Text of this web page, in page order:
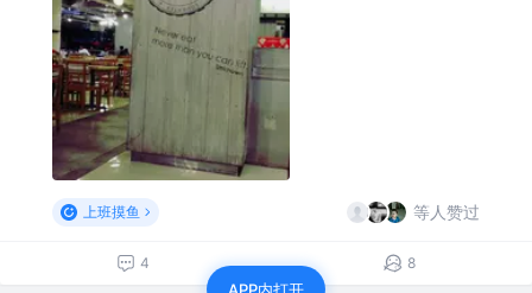
上班摸鱼 等人赞过
4 8